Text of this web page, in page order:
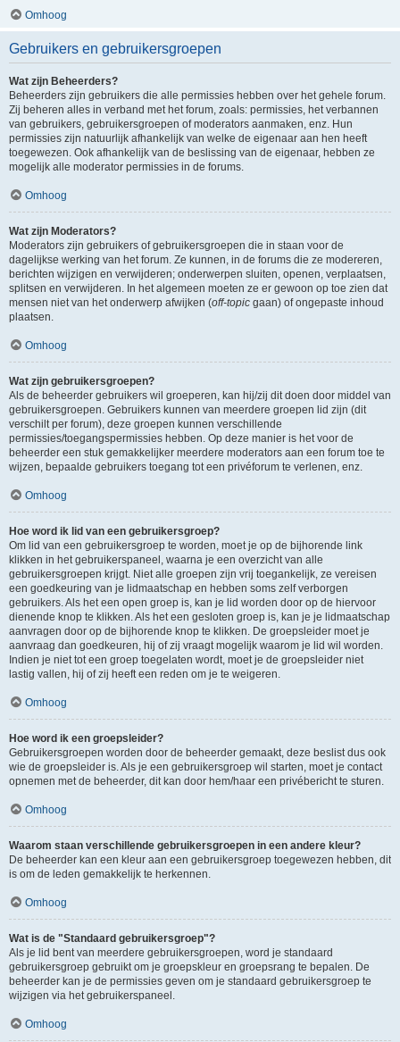
Omhoog
Gebruikers en gebruikersgroepen
Wat zijn Beheerders?
Beheerders zijn gebruikers die alle permissies hebben over het gehele forum.
Zij beheren alles in verband met het forum, zoals: permissies, het verbannen
van gebruikers, gebruikersgroepen of moderators aanmaken, enz. Hun
permissies zijn natuurlijk afhankelijk van welke de eigenaar aan hen heeft
toegewezen. Ook afhankelijk van de beslissing van de eigenaar, hebben ze
mogelijk alle moderator permissies in de forums.
Omhoog
Wat zijn Moderators?
Moderators zijn gebruikers of gebruikersgroepen die in staan voor de
dagelijkse werking van het forum. Ze kunnen, in de forums die ze modereren,
berichten wijzigen en verwijderen; onderwerpen sluiten, openen, verplaatsen,
splitsen en verwijderen. In het algemeen moeten ze er gewoon op toe zien dat
mensen niet van het onderwerp afwijken (off-topic gaan) of ongepaste inhoud
plaatsen.
Omhoog
Wat zijn gebruikersgroepen?
Als de beheerder gebruikers wil groeperen, kan hij/zij dit doen door middel van
gebruikersgroepen. Gebruikers kunnen van meerdere groepen lid zijn (dit
verschilt per forum), deze groepen kunnen verschillende
permissies/toegangspermissies hebben. Op deze manier is het voor de
beheerder een stuk gemakkelijker meerdere moderators aan een forum toe te
wijzen, bepaalde gebruikers toegang tot een privéforum te verlenen, enz.
Omhoog
Hoe word ik lid van een gebruikersgroep?
Om lid van een gebruikersgroep te worden, moet je op de bijhorende link
klikken in het gebruikerspaneel, waarna je een overzicht van alle
gebruikersgroepen krijgt. Niet alle groepen zijn vrij toegankelijk, ze vereisen
een goedkeuring van je lidmaatschap en hebben soms zelf verborgen
gebruikers. Als het een open groep is, kan je lid worden door op de hiervoor
dienende knop te klikken. Als het een gesloten groep is, kan je je lidmaatschap
aanvragen door op de bijhorende knop te klikken. De groepsleider moet je
aanvraag dan goedkeuren, hij of zij vraagt mogelijk waarom je lid wil worden.
Indien je niet tot een groep toegelaten wordt, moet je de groepsleider niet
lastig vallen, hij of zij heeft een reden om je te weigeren.
Omhoog
Hoe word ik een groepsleider?
Gebruikersgroepen worden door de beheerder gemaakt, deze beslist dus ook
wie de groepsleider is. Als je een gebruikersgroep wil starten, moet je contact
opnemen met de beheerder, dit kan door hem/haar een privébericht te sturen.
Omhoog
Waarom staan verschillende gebruikersgroepen in een andere kleur?
De beheerder kan een kleur aan een gebruikersgroep toegewezen hebben, dit
is om de leden gemakkelijk te herkennen.
Omhoog
Wat is de "Standaard gebruikersgroep"?
Als je lid bent van meerdere gebruikersgroepen, word je standaard
gebruikersgroep gebruikt om je groepskleur en groepsrang te bepalen. De
beheerder kan je de permissies geven om je standaard gebruikersgroep te
wijzigen via het gebruikerspaneel.
Omhoog